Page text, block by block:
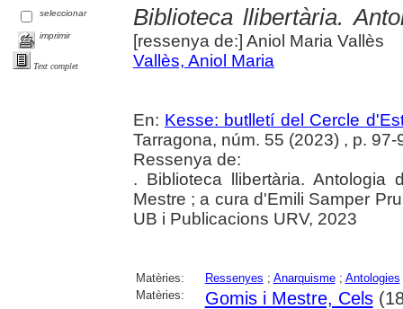
seleccionar
imprimir
Text complet
Biblioteca llibertària.
[ressenya de:] Aniol Maria Vallès
Vallès, Aniol Maria
En: Kesse: butlletí del Cercle
Tarragona, núm. 55 (2023) , p. 97-
Ressenya de:
. Biblioteca llibertària.
Mestre ; a cura d'Emili Samper
UB i Publicacions URV, 2023
Matèries: Ressenyes ; Anarquisme; Antologies
Matèries:
Gomis i Mestre, Cels